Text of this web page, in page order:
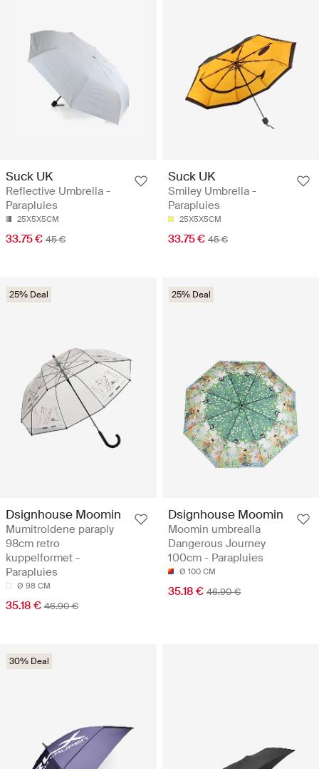
Suck UK
Reflective Umbrella -
Parapluies
25X5X5CM
33.75 € 45 €
Suck UK
Smiley Umbrella -
Parapluies
25X5X5CM
33.75 € 45 €
25% Deal
Dsignhouse Moomin
Mumitroldene paraply
98cm retro
kuppelformet -
Parapluies
Ø 98 CM
35.18 € 46.90 €
25% Deal
Dsignhouse Moomin
Moomin umbrealla
Dangerous Journey
100cm - Parapluies
Ø 100 CM
35.18 € 46.90 €
30% Deal